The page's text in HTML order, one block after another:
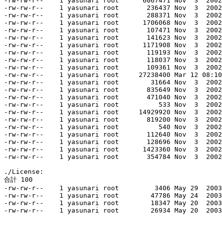
-rw-rw-r--    1 yasunari root       236437 Nov  3
-rw-rw-r--    1 yasunari root       288371 Nov  3
-rw-rw-r--    1 yasunari root      1706068 Nov  3
-rw-rw-r--    1 yasunari root       107471 Nov  3
-rw-rw-r--    1 yasunari root       141623 Nov  3
-rw-rw-r--    1 yasunari root      1171908 Nov  3
-rw-rw-r--    1 yasunari root       119193 Nov  3
-rw-rw-r--    1 yasunari root       118037 Nov  3
-rw-rw-r--    1 yasunari root       109361 Nov  3
-rw-rw-r--    1 yasunari root     27238400 Mar 12
-rw-rw-r--    1 yasunari root        31664 Nov  3  2002
-rw-rw-r--    1 yasunari root       835649 Nov  3
-rw-rw-r--    1 yasunari root       471040 Nov  3  2002
-rw-rw-r--    1 yasunari root          533 Nov  3  2002
-rw-rw-r--    1 yasunari root     14929920 Nov  3
-rw-rw-r--    1 yasunari root       819200 Nov  3  2002
-rw-rw-r--    1 yasunari root          540 Nov  3  2002
-rw-rw-r--    1 yasunari root       112640 Nov  3
-rw-rw-r--    1 yasunari root       128696 Nov  3
-rw-rw-r--    1 yasunari root      1423360 Nov  3
-rw-rw-r--    1 yasunari root       354784 Nov  3
./License:
合計 100
-rw-rw-r--    1 yasunari root         3406 May 29  2003
-rw-rw-r--    1 yasunari root        47786 May 24  2003
-rw-rw-r--    1 yasunari root        18347 May 20